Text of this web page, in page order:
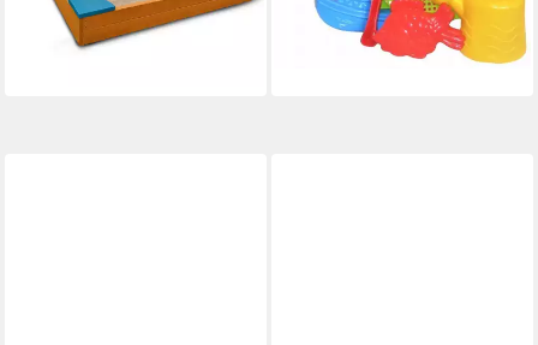
ab 39,99 € UVP 45,99 €